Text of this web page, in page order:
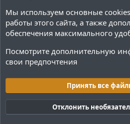
Обсуждение ресурсов
Тёмная (2020)
Русский
Обратная связь
Условия и правила
Политика конфиденциальности
Мы используем основные cookies
работы этого сайта, а также
обеспечения максимального
Посмотрите дополнительную
свои предпочтения
Принять все
Отклонить